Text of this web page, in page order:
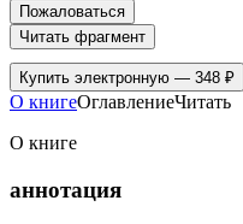
Пожаловаться
Читать фрагмент
Купить электронную — 348 ₽
О книгеОглавлениеЧитать
О книге
аннотация